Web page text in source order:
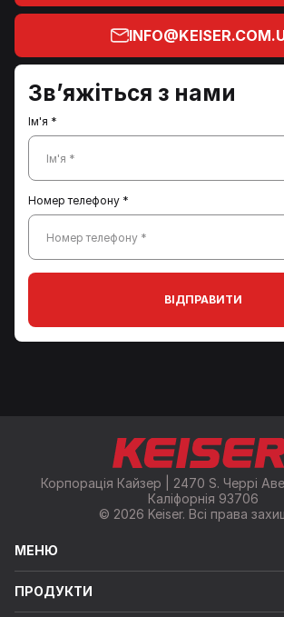
Зв’яжіться з нами
Ім'я *
Ім'я *
Номер телефону *
Номер телефону *
ВІДПРАВИТИ
Корпорація Кайзер | 2470 S. Черрі
Каліфорнія 93706
© 2026 Keiser. Всі права
МЕНЮ
ПРОДУКТИ